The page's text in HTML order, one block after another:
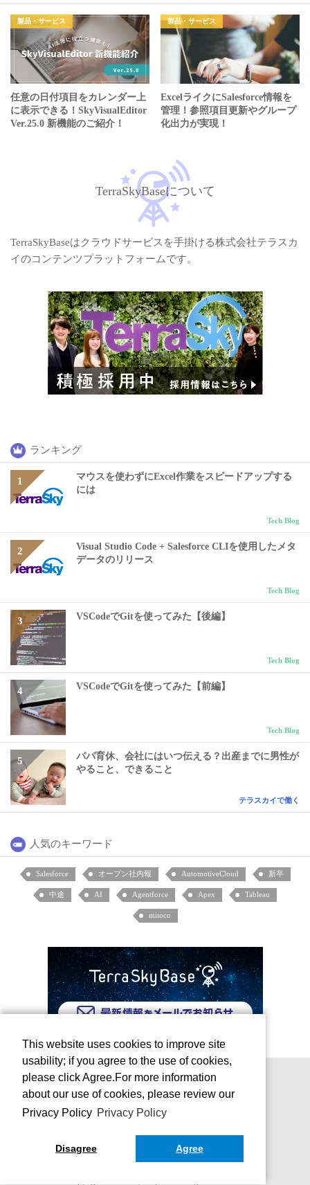
製品・サービス
任意の日付項目をカレンダー上
に表示できる！SkyVisualEditor
Ver.25.0 新機能のご紹介！
製品・サービス
ExcelライクにSalesforce情報を
管理！参照項目更新やグループ
化出力が実現！
TerraSkyBaseについて
TerraSkyBaseはクラウドサービスを手掛ける株式会社テラスカ
イのコンテンツプラットフォームです。
ランキング
マウスを使わずにExcel作業をスピードアップする
には
Tech Blog
Visual Studio Code + Salesforce CLIを使用したメタ
データのリリース
Tech Blog
VSCodeでGitを使ってみた【後編】
Tech Blog
VSCodeでGitを使ってみた【前編】
Tech Blog
パパ育休、会社にはいつ伝える？出産までに男性が
やること、できること
テラスカイで働く
人気のキーワード
Salesforce オープン社内報 AutomotiveCloud 新卒
中途 AI Agentforce Apex Tableau
mitoco
お問い合わせ 運営会社
This website uses cookies to improve site
usability; if you agree to the use of cookies,
please click Agree.For more information
about our use of cookies, please review our
Privacy Policy Privacy Policy
Disagree Agree